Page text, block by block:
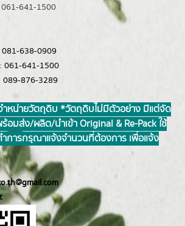
641-1500
081-638-0909
061-641-1500
089-876-3289
ำหน่ายวัตถุดิบ *วัตถุดิบไม่มีตัวอย่าง มีแต่จัด
มส่ง/ผลิต/นำเข้า Original & Re-Pack ใช้
การ กรุณาแจ้งจำนวนที่ต้องการ เพื่อแจ้ง